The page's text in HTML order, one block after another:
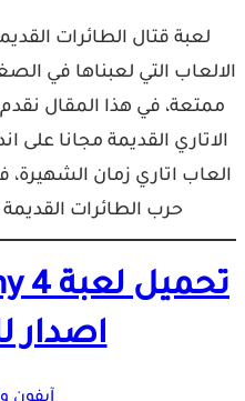
الالعاب التي لعبناها في
ممتعة، في هذا المقال
الاتاري القديمة مجانا على
العاب اتاري زمان
حرب الطائرات القديمة
اصدار